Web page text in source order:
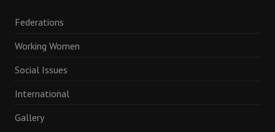
Federations
Working Women
Social Issues
International
Gallery